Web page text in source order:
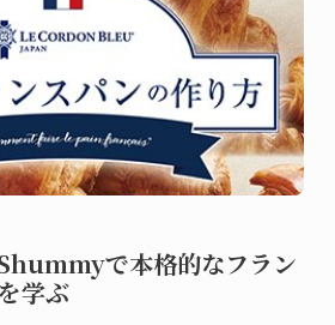
で本格的なフラン
学ぶ